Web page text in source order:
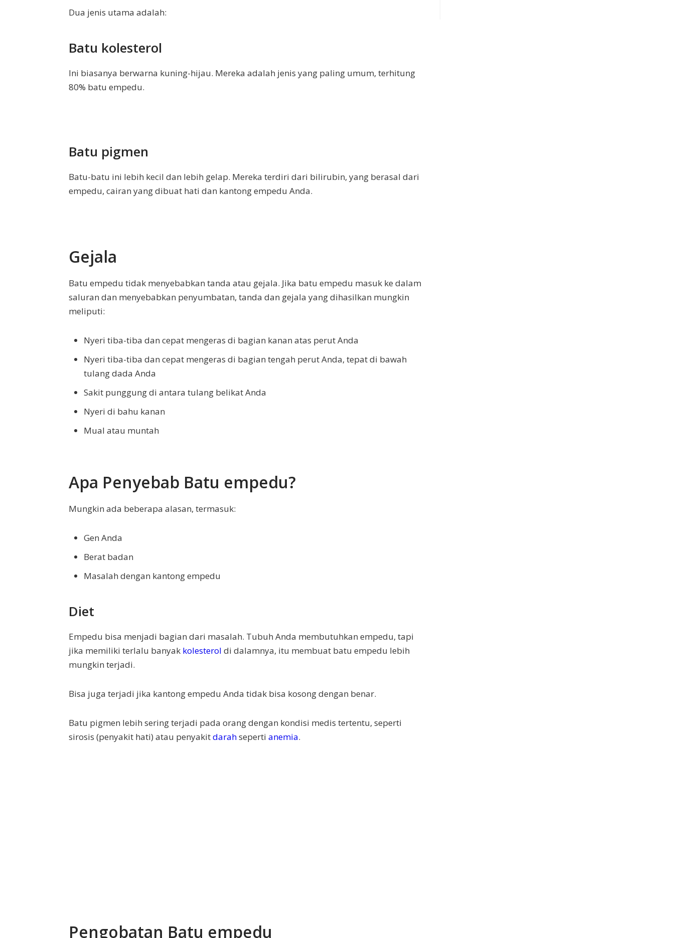
Dua jenis utama adalah:
Batu kolesterol
Ini biasanya berwarna kuning-hijau. Mereka adalah jenis yang paling umum, terhitung
80% batu empedu.
Batu pigmen
Batu-batu ini lebih kecil dan lebih gelap. Mereka terdiri dari bilirubin, yang berasal dari
empedu, cairan yang dibuat hati dan kantong empedu Anda.
Gejala
Batu empedu tidak menyebabkan tanda atau gejala. Jika batu empedu masuk ke dalam
saluran dan menyebabkan penyumbatan, tanda dan gejala yang dihasilkan mungkin
meliputi:
Nyeri tiba-tiba dan cepat mengeras di bagian kanan atas perut Anda
Nyeri tiba-tiba dan cepat mengeras di bagian tengah perut Anda, tepat di bawah
tulang dada Anda
Sakit punggung di antara tulang belikat Anda
Nyeri di bahu kanan
Mual atau muntah
Apa Penyebab Batu empedu?
Mungkin ada beberapa alasan, termasuk:
Gen Anda
Berat badan
Masalah dengan kantong empedu
Diet
Empedu bisa menjadi bagian dari masalah. Tubuh Anda membutuhkan empedu, tapi
jika memiliki terlalu banyak kolesterol di dalamnya, itu membuat batu empedu lebih
mungkin terjadi.
Bisa juga terjadi jika kantong empedu Anda tidak bisa kosong dengan benar.
Batu pigmen lebih sering terjadi pada orang dengan kondisi medis tertentu, seperti
sirosis (penyakit hati) atau penyakitdarahseperti anemia.
Pengobatan Batu empedu